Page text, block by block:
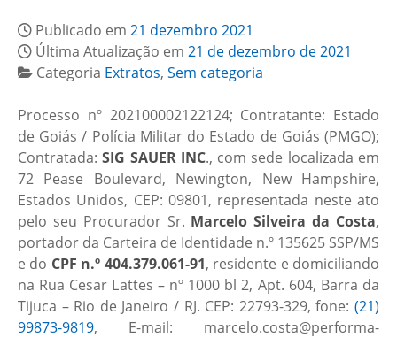
Publicado em 21 dezembro 2021
Última Atualização em 21 de dezembro de 2021
Categoria Extratos, Sem categoria
Processo nº 202100002122124; Contratante: Estado
de Goiás / Polícia Militar do Estado de Goiás (PMGO);
Contratada:SIG SAUER INC., com sede localizada em
72 Pease Boulevard, Newington, New Hampshire,
Estados Unidos, CEP: 09801, representada neste ato
pelo seu Procurador Sr. Marcelo Silveira da Costa,
portador da Carteira de Identidade n.º 135625 SSP/MS
e do CPF n.º 404.379.061-91, residente e domiciliando
na Rua Cesar Lattes – nº 1000 bl 2, Apt. 604, Barra da
Tijuca – Rio de Janeiro / RJ. CEP: 22793-329, fone: (21)
99873-9819, E-mail: marcelo.costa@performa-